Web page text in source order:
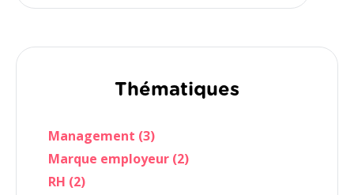
Thématiques
Management (3)
Marque employeur (2)
RH (2)